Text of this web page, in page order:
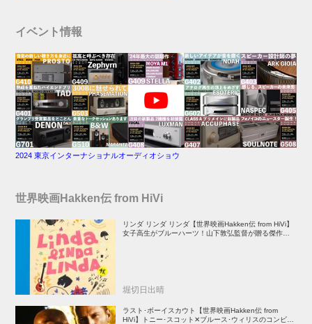
イベント情報
2024 東京インターナショナルオーディオショウ
世界映画Hakken伝 from HiVi
リンダ リンダ リンダ【世界映画Hakken伝 from HiVi】
女子高生がブルーハーツ！山下敦弘監督が贈る傑作青春
堀切日出晴
ラスト･ボーイスカウト【世界映画Hakken伝 from
HiVi】トニー･スコット✕ブルース･ウィリスのコンビが